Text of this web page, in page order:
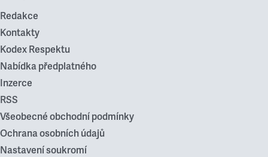
Redakce
Kontakty
Kodex Respektu
Nabídka předplatného
Inzerce
RSS
Všeobecné obchodní podmínky
Ochrana osobních údajů
Nastavení soukromí